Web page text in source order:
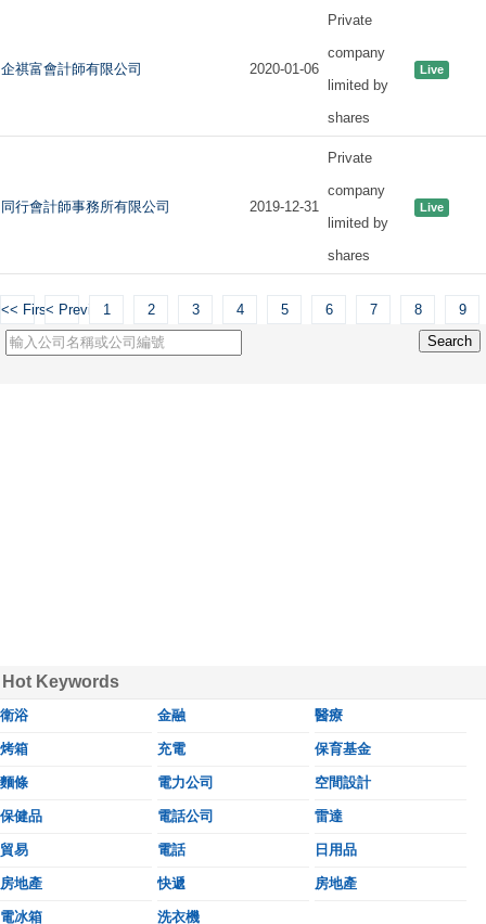
企祺富會計師有限公司 2020-01-06
Private
company
limited by
shares
Live
同行會計師事務所有限公司 2019-12-31
Private
company
limited by
shares
Live
<< First< Previous1 2 3 4 5 6 7 8 9
Hot Keywords
衛浴 金融 醫療
烤箱 充電 保育基金
麵條 電力公司 空間設計
保健品 電話公司 雷達
貿易 電話 日用品
房地產 快遞 房地產
電冰箱 洗衣機